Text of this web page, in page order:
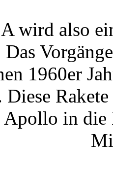
wird also
1960er
Apollo in